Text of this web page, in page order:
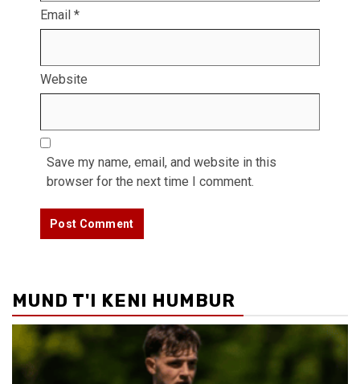
Email *
Website
Save my name, email, and website in this
browser for the next time I comment.
MUND T'I KENI HUMBUR